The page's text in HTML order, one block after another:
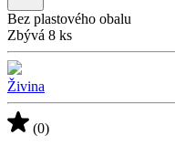
Bez plastového obalu
Zbývá 8 ks
Živina
(0)